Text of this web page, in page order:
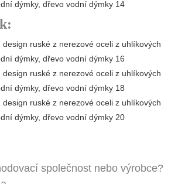
společnost nebo výrobce?